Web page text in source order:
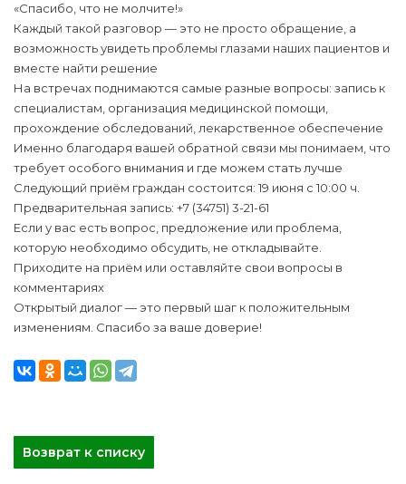
«Спасибо, что не молчите!»
Каждый такой разговор — это не просто обращение, а
возможность увидеть проблемы глазами наших пациентов и
вместе найти решение
На встречах поднимаются самые разные вопросы: запись к
специалистам, организация медицинской помощи,
прохождение обследований, лекарственное обеспечение
Именно благодаря вашей обратной связи мы понимаем, что
требует особого внимания и где можем стать лучше
Следующий приём граждан состоится: 19 июня с 10:00 ч.
Предварительная запись: +7 (34751) 3-21-61
Если у вас есть вопрос, предложение или проблема,
которую необходимо обсудить, не откладывайте.
Приходите на приём или оставляйте свои вопросы в
комментариях
Открытый диалог — это первый шаг к положительным
изменениям. Спасибо за ваше доверие!
Возврат к списку